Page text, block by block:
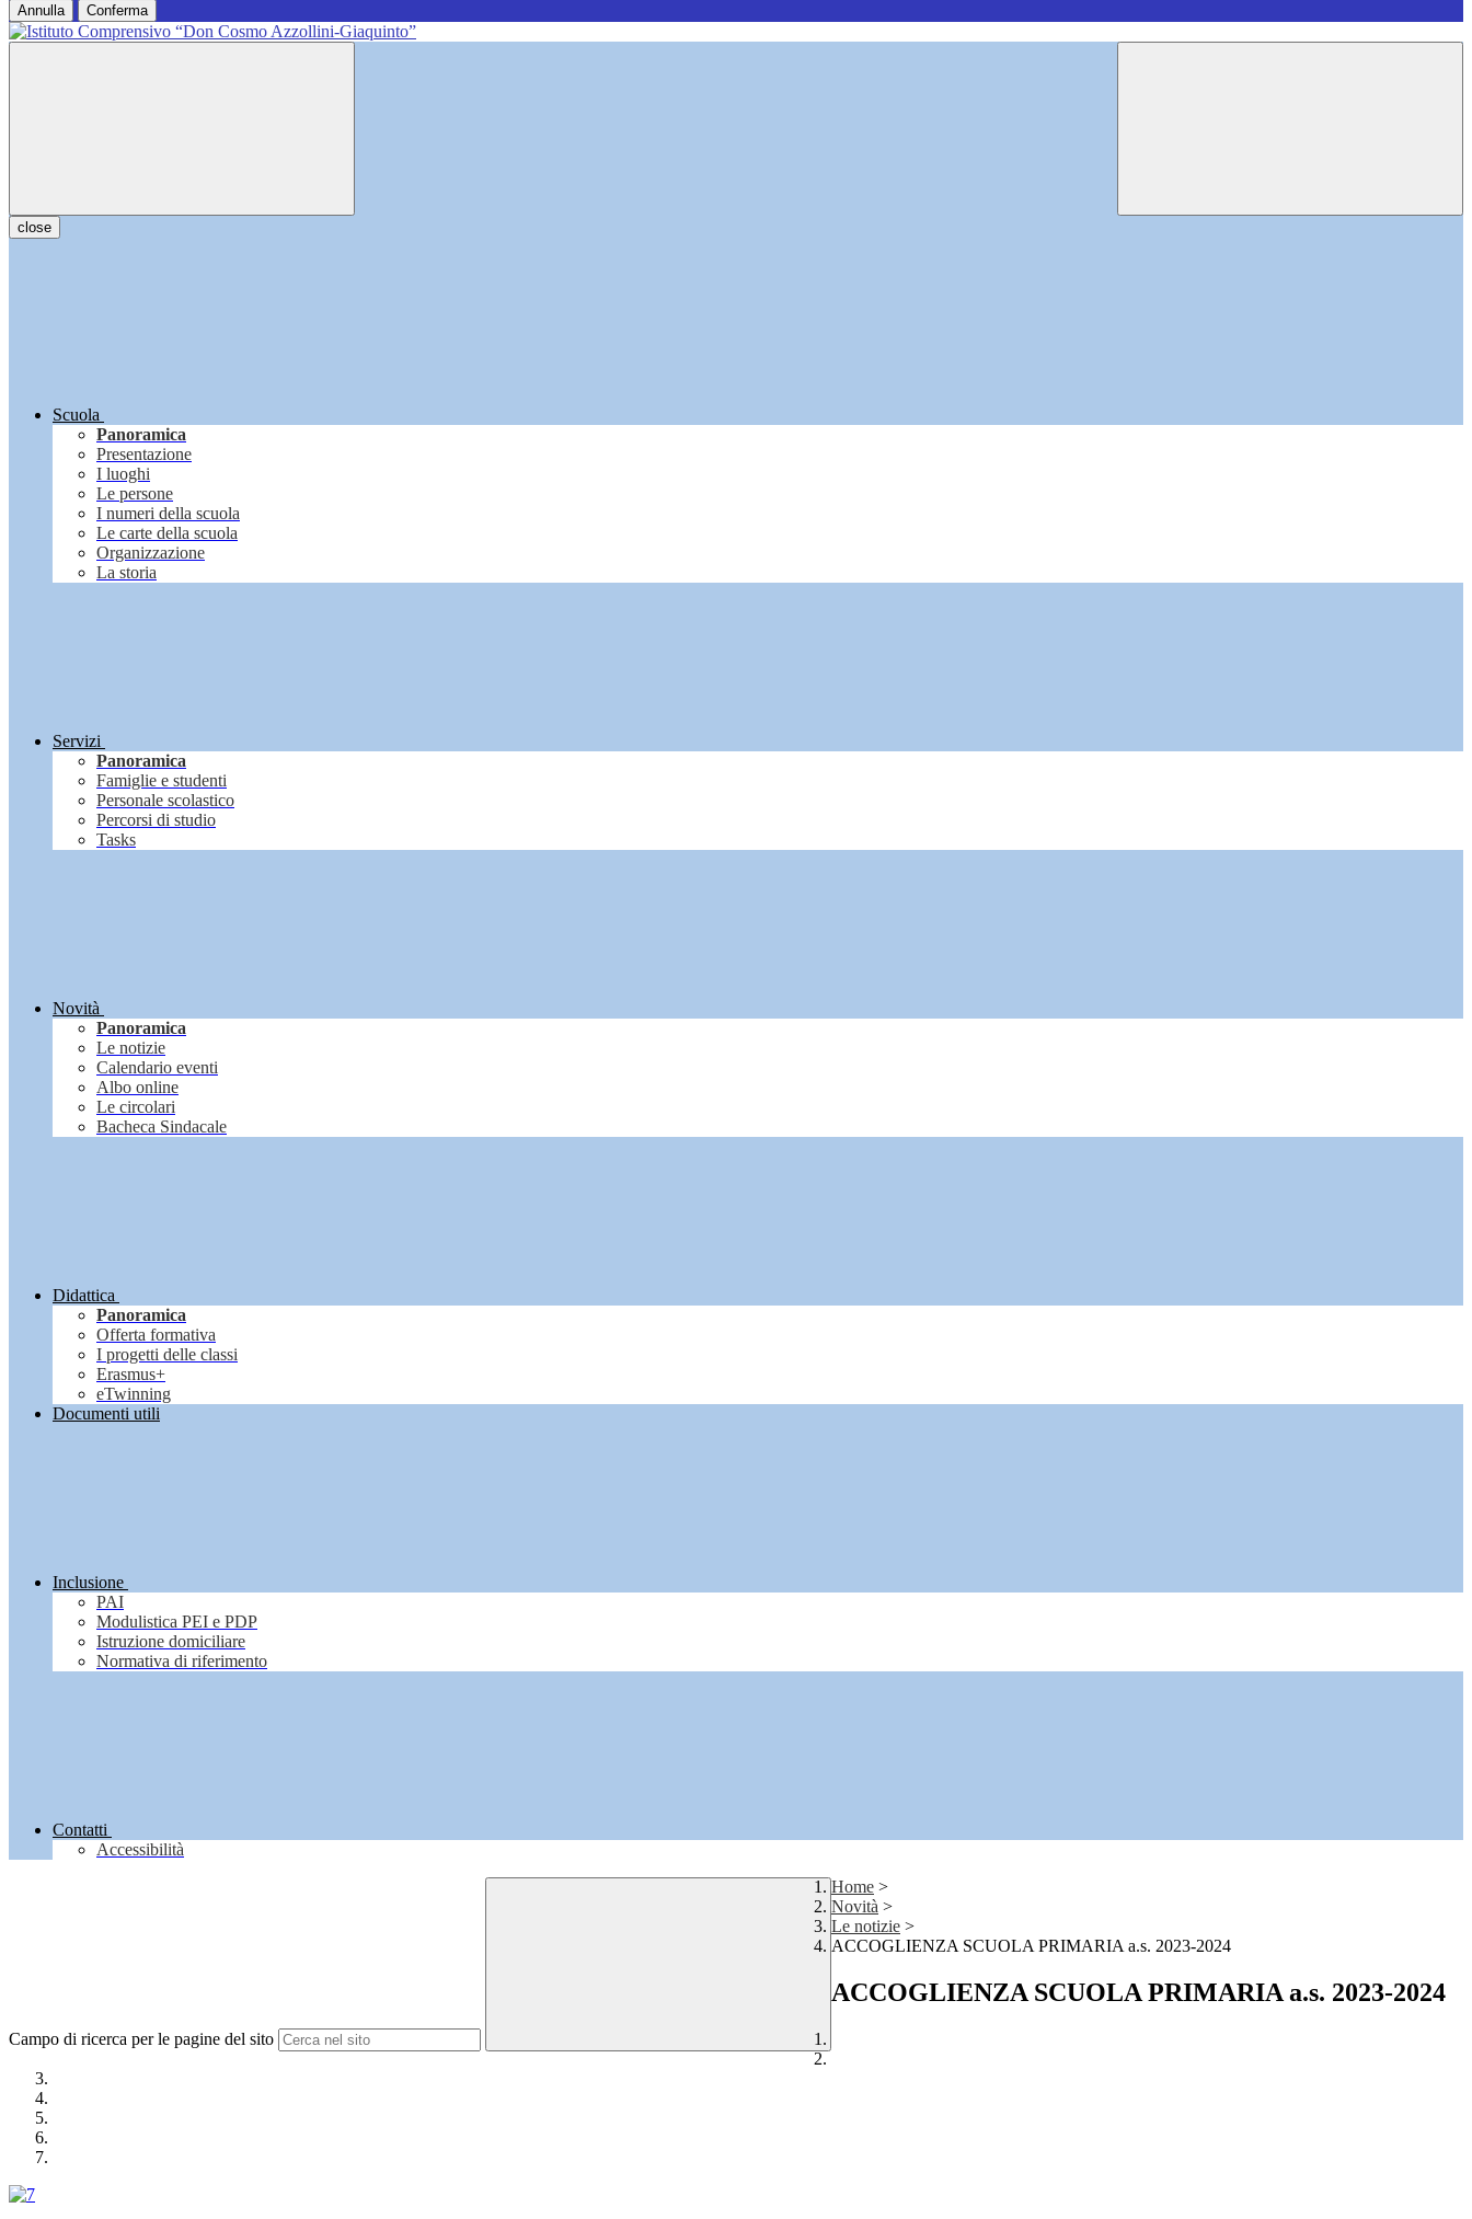
Annulla Conferma
close
Scuola
Panoramica
Presentazione
I luoghi
Le persone
I numeri della scuola
Le carte della scuola
Organizzazione
La storia
Servizi
Panoramica
Famiglie e studenti
Personale scolastico
Percorsi di studio
Tasks
Novità
Panoramica
Le notizie
Calendario eventi
Albo online
Le circolari
Bacheca Sindacale
Didattica
Panoramica
Offerta formativa
I progetti delle classi
Erasmus+
eTwinning
Documenti utili
Inclusione
PAI
Modulistica PEI e PDP
Istruzione domiciliare
Normativa di riferimento
Contatti
Accessibilità
Campo di ricerca per le pagine del sito
Home >
Novità >
Le notizie >
ACCOGLIENZA SCUOLA PRIMARIA a.s. 2023-2024
ACCOGLIENZA SCUOLA PRIMARIA a.s. 2023-2024